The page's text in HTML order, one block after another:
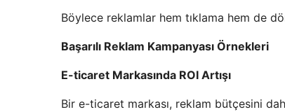
Böylece reklamlar hem tıklama hem de
Başarılı Reklam Kampanyası Örnekleri
E-ticaret Markasında ROI Artışı
Bir e-ticaret markası, reklam bütçesini